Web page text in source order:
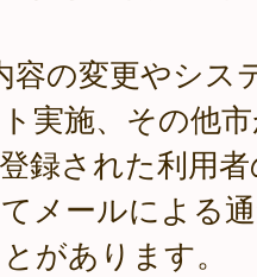
の変更やシス
実施、その他
録された利用
メールによる
があります。